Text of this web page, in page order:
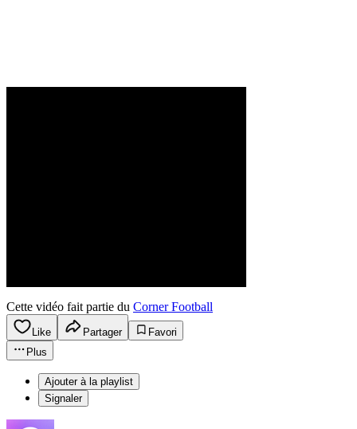
Cette vidéo fait partie du Corner Football
Like Partager
Favori
Plus
Ajouter à la playlist
Signaler